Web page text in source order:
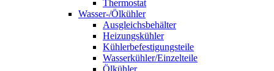
Thermostat
Wasser-/Ölkühler
Ausgleichsbehälter
Heizungskühler
Kühlerbefestigungsteile
Wasserkühler/Einzelteile
Ölkühler